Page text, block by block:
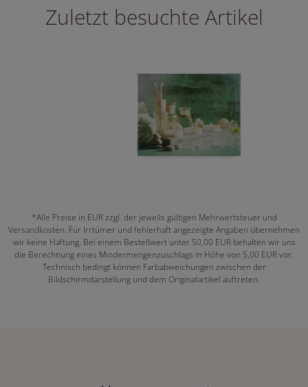
Zuletzt besuchte Artikel
*Alle Preise in EUR zzgl. der jeweils gültigen Mehrwertsteuer und
Versandkosten. Für Irrtümer und fehlerhaft angezeigte Angaben übernehmen
wir keine Haftung. Bei einem Bestellwert unter 50,00 EUR behalten wir uns
die Berechnung eines Mindermengenzuschlags in Höhe von 5,00 EUR vor.
Technisch bedingt können Farbabweichungen zwischen der
Bildschirmdarstellung und dem Originalartikel auftreten.